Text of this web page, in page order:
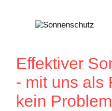
Effektiver
- mit uns als
kein